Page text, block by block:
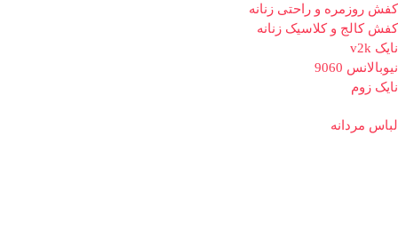
کفش روزمره و راحتی زنانه
کفش کالج و کلاسیک زنانه
نایک v2k
نیوبالانس 9060
نایک زوم
لباس مردانه